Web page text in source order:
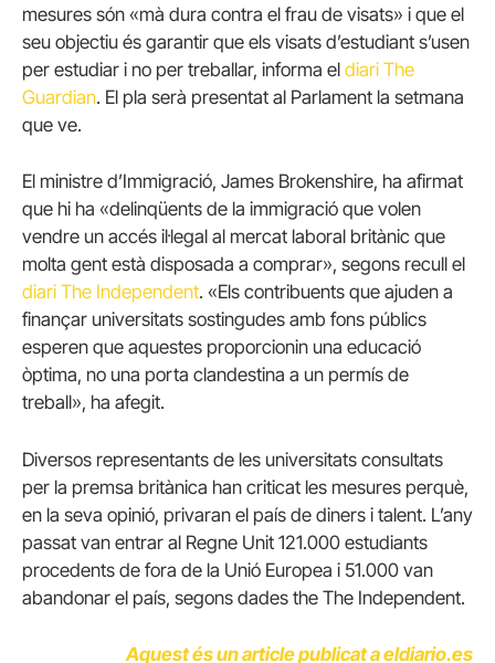
mesures són «mà dura contra el frau de visats» i que el
seu objectiu és garantir que els visats d’estudiant s’usen
per estudiar i no per treballar, informa el diari The
Guardian. El pla serà presentat al Parlament la setmana
que ve.
El ministre d’Immigració, James Brokenshire, ha afirmat
que hi ha «delinqüents de la immigració que volen
vendre un accés il·legal al mercat laboral britànic que
molta gent està disposada a comprar», segons recull el
diari The Independent. «Els contribuents que ajuden a
finançar universitats sostingudes amb fons públics
esperen que aquestes proporcionin una educació
òptima, no una porta clandestina a un permís de
treball», ha afegit.
Diversos representants de les universitats consultats
per la premsa britànica han criticat les mesures perquè,
en la seva opinió, privaran el país de diners i talent. L’any
passat van entrar al Regne Unit 121.000 estudiants
procedents de fora de la Unió Europea i 51.000 van
abandonar el país, segons dades the The Independent.
Aquest és un article publicat a eldiario.es